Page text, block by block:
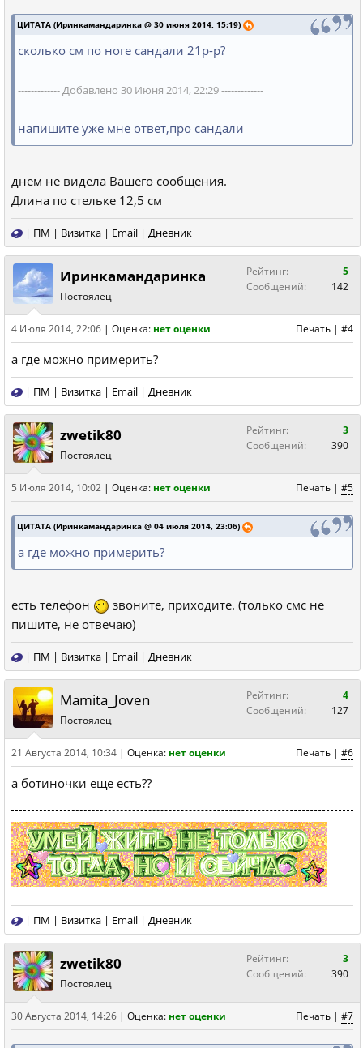
ЦИТАТА (Иринкамандаринка @ 30 июня 2014, 15:19)
сколько см по ноге сандали 21р-р?
------------- Добавлено 30 Июня 2014, 22:29 -------------
напишите уже мне ответ,про сандали
днем не видела Вашего сообщения.
Длина по стельке 12,5 см
| ПМ | Визитка | Email | Дневник
Иринкамандаринка
Постоялец
Рейтинг:
5
Сообщений:
142
Печать | #4
4 Июля 2014, 22:06 | Оценка: нет оценки
а где можно примерить?
| ПМ | Визитка | Email | Дневник
zwetik80
Постоялец
Рейтинг:
3
Сообщений:
390
Печать | #5
5 Июля 2014, 10:02 | Оценка: нет оценки
ЦИТАТА (Иринкамандаринка @ 04 июля 2014, 23:06)
а где можно примерить?
есть телефон
звоните, приходите. (только смс не
пишите, не отвечаю)
| ПМ | Визитка | Email | Дневник
Mamita_Joven
Постоялец
Рейтинг:
4
Сообщений:
127
Печать | #6
21 Августа 2014, 10:34 | Оценка: нет оценки
а ботиночки еще есть??
| ПМ | Визитка | Email | Дневник
zwetik80
Постоялец
Рейтинг:
3
Сообщений:
390
Печать | #7
30 Августа 2014, 14:26 | Оценка: нет оценки